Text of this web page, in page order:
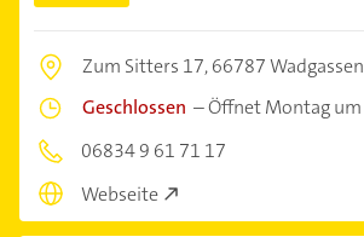
Zum Sitters 17,66787 Wadgassen
Geschlossen –Öffnet Montag
06834 9 61 71 17
Webseite